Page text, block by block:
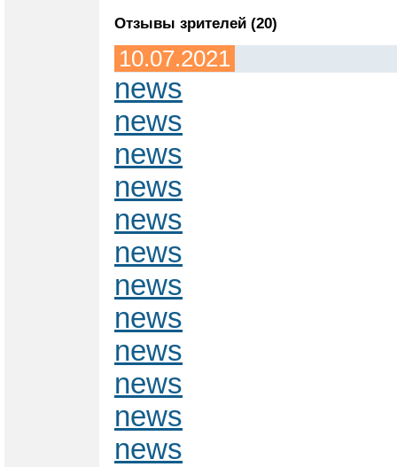
Отзывы зрителей (20)
10.07.2021
news
news
news
news
news
news
news
news
news
news
news
news